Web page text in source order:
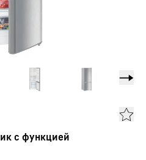
с функцией